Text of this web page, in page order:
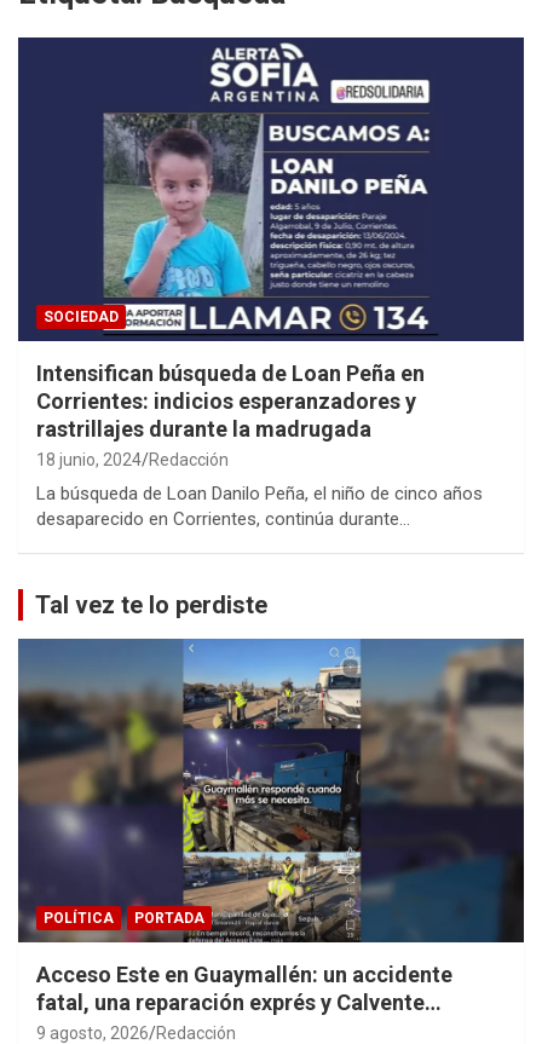
SOCIEDAD
Intensifican búsqueda de Loan Peña en
Corrientes: indicios esperanzadores y
rastrillajes durante la madrugada
18 junio, 2024 Redacción
La búsqueda de Loan Danilo Peña, el niño de cinco años
desaparecido en Corrientes, continúa durante…
Tal vez te lo perdiste
POLÍTICA PORTADA
Acceso Este en Guaymallén: un accidente
fatal, una reparación exprés y Calvente
haciendo propaganda personal
9 agosto, 2026 Redacción